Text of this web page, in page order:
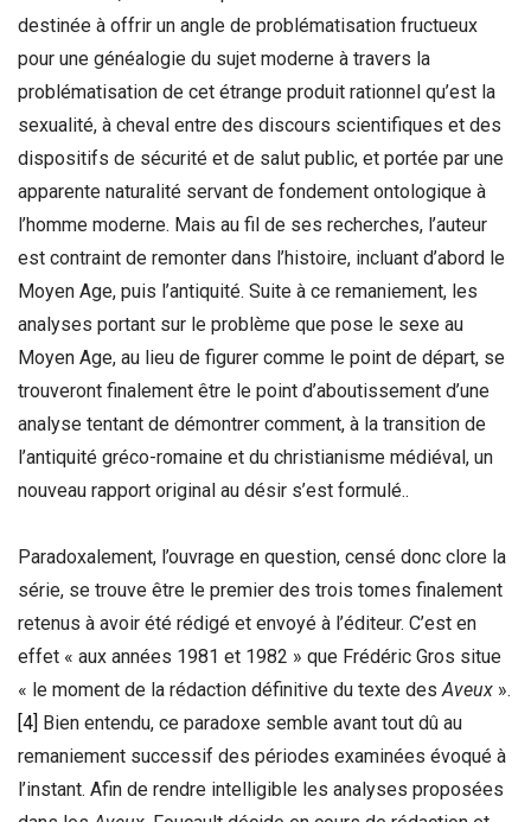
destinée à offrir un angle de problématisation fructueux
pour une généalogie du sujet moderne à travers la
problématisation de cet étrange produit rationnel qu’est la
sexualité, à cheval entre des discours scientifiques et des
dispositifs de sécurité et de salut public, et portée par une
apparente naturalité servant de fondement ontologique à
l’homme moderne. Mais au fil de ses recherches, l’auteur
est contraint de remonter dans l’histoire, incluant d’abord le
Moyen Age, puis l’antiquité. Suite à ce remaniement, les
analyses portant sur le problème que pose le sexe au
Moyen Age, au lieu de figurer comme le point de départ, se
trouveront finalement être le point d’aboutissement d’une
analyse tentant de démontrer comment, à la transition de
l’antiquité gréco-romaine et du christianisme médiéval, un
nouveau rapport original au désir s’est formulé..
Paradoxalement, l’ouvrage en question, censé donc clore la
série, se trouve être le premier des trois tomes finalement
retenus à avoir été rédigé et envoyé à l’éditeur. C’est en
effet « aux années 1981 et 1982 » que Frédéric Gros situe
« le moment de la rédaction définitive du texte des Aveux ».
[4] Bien entendu, ce paradoxe semble avant tout dû au
remaniement successif des périodes examinées évoqué à
l’instant. Afin de rendre intelligible les analyses proposées